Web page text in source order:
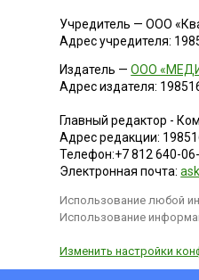
Учредитель — ООО
Адрес учредителя:
Издатель —ООО
Адрес издателя:
Главный редактор -
Адрес редакции:
Телефон:+7 812 640-
Электронная почта:
Использование любой
Использование
Изменить настройки